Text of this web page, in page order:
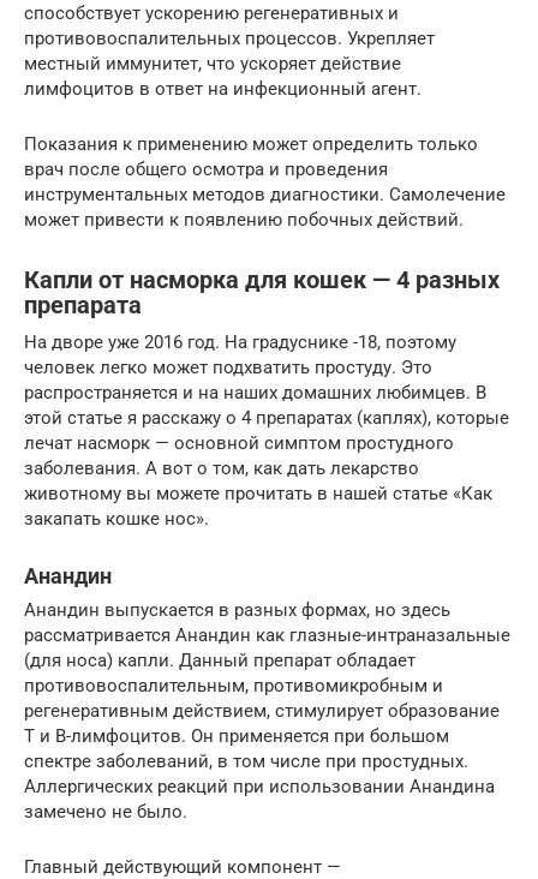
способствует ускорению регенеративных и
противовоспалительных процессов. Укрепляет
местный иммунитет, что ускоряет действие
лимфоцитов в ответ на инфекционный агент.
Показания к применению может определить только
врач после общего осмотра и проведения
инструментальных методов диагностики. Самолечение
может привести к появлению побочных действий.
Капли от насморка для кошек — 4 разных
препарата
На дворе уже 2016 год. На градуснике -18, поэтому
человек легко может подхватить простуду. Это
распространяется и на наших домашних любимцев. В
этой статье я расскажу о 4 препаратах (каплях), которые
лечат насморк — основной симптом простудного
заболевания. А вот о том, как дать лекарство
животному вы можете прочитать в нашей статье «Как
закапать кошке нос».
Анандин
Анандин выпускается в разных формах, но здесь
рассматривается Анандин как глазные-интраназальные
(для носа) капли. Данный препарат обладает
противовоспалительным, противомикробным и
регенеративным действием, стимулирует образование
Т и В-лимфоцитов. Он применяется при большом
спектре заболеваний, в том числе при простудных.
Аллергических реакций при использовании Анандина
замечено не было.
Главный действующий компонент —